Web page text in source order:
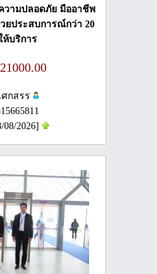
วามปลอดภัย มืออาชีพ
ยประสบการณ์กว่า 20
บริการ
ศกสรร
08/2026]